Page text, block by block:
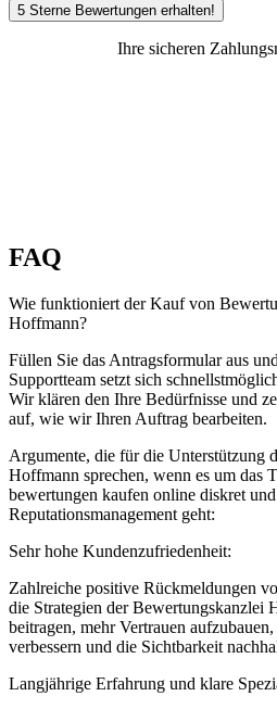
5 Sterne Bewertungen erhalten!
Ihre sicheren
FAQ
Wie funktioniert der Kauf von
Hoffmann?
Füllen Sie das Antragsformular aus
Supportteam setzt sich
Wir klären den Ihre Bedürfnisse und
auf, wie wir Ihren Auftrag bearbeiten.
Argumente, die für die Unterstützung
Hoffmann sprechen, wenn es um das
bewertungen kaufen online diskret
Reputationsmanagement geht:
Sehr hohe Kundenzufriedenheit:
Zahlreiche positive Rückmeldungen
die Strategien der Bewertungskanzlei
beitragen, mehr Vertrauen
verbessern und die Sichtbarkeit
Langjährige Erfahrung und klare